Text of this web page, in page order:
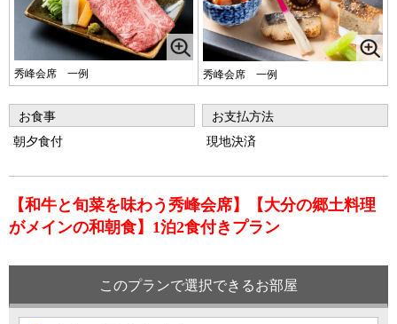
秀峰会席 一例 秀峰会席 一例
お食事
朝夕食付
お支払方法
現地決済
【和牛と旬菜を味わう秀峰会席】【大分の郷土料理
がメインの和朝食】1泊2食付きプラン
このプランで選択できるお部屋